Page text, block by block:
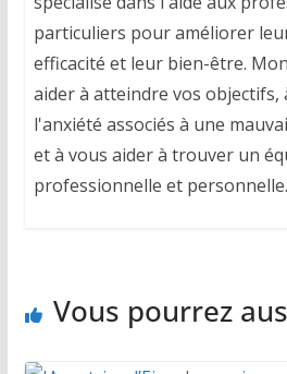
particuliers pour améliorer
efficacité et leur bien-être.
aider à atteindre vos objectifs,
l'anxiété associés à une
et à vous aider à trouver un
professionnelle et personnelle.
Vous pourrez